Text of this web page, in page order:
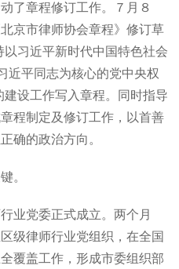
了章程修订工作。７月８
京市律师协会章程》修订草
以习近平新时代中国特色社会
近平同志为核心的党中央权
建设工作写入章程。同时指导
程制定及修订工作，以首善
确的政治方向。
。
业党委正式成立。两个月
级律师行业党组织，在全国
覆盖工作，形成市委组织部